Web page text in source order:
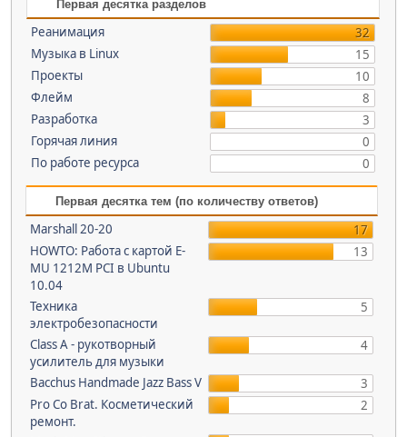
Первая десятка разделов
Реанимация
32
Музыка в Linux
15
Проекты
10
Флейм
8
Разработка
3
Горячая линия
0
По работе ресурса
0
Первая десятка тем (по количеству ответов)
Marshall 20-20
17
HOWTO: Работа с картой E-
MU 1212M PCI в Ubuntu
10.04
13
Техника
электробезопасности
5
Class A - рукотворный
усилитель для музыки
4
Bacchus Handmade Jazz Bass V
3
Pro Co Brat. Косметический
ремонт.
2